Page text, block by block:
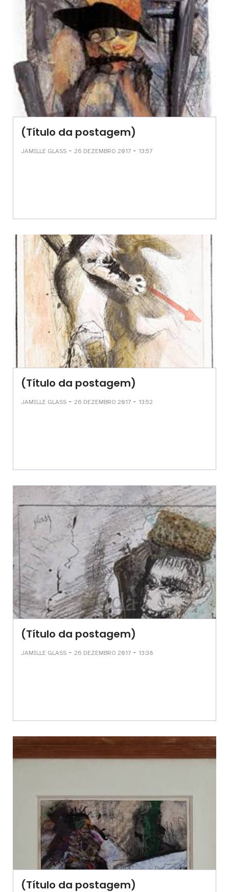
(Título da postagem)
JAMILLE GLASS - 26 DEZEMBRO 2017 - 13:57
(Título da postagem)
JAMILLE GLASS - 26 DEZEMBRO 2017 - 13:52
(Título da postagem)
JAMILLE GLASS - 26 DEZEMBRO 2017 - 13:38
(Título da postagem)